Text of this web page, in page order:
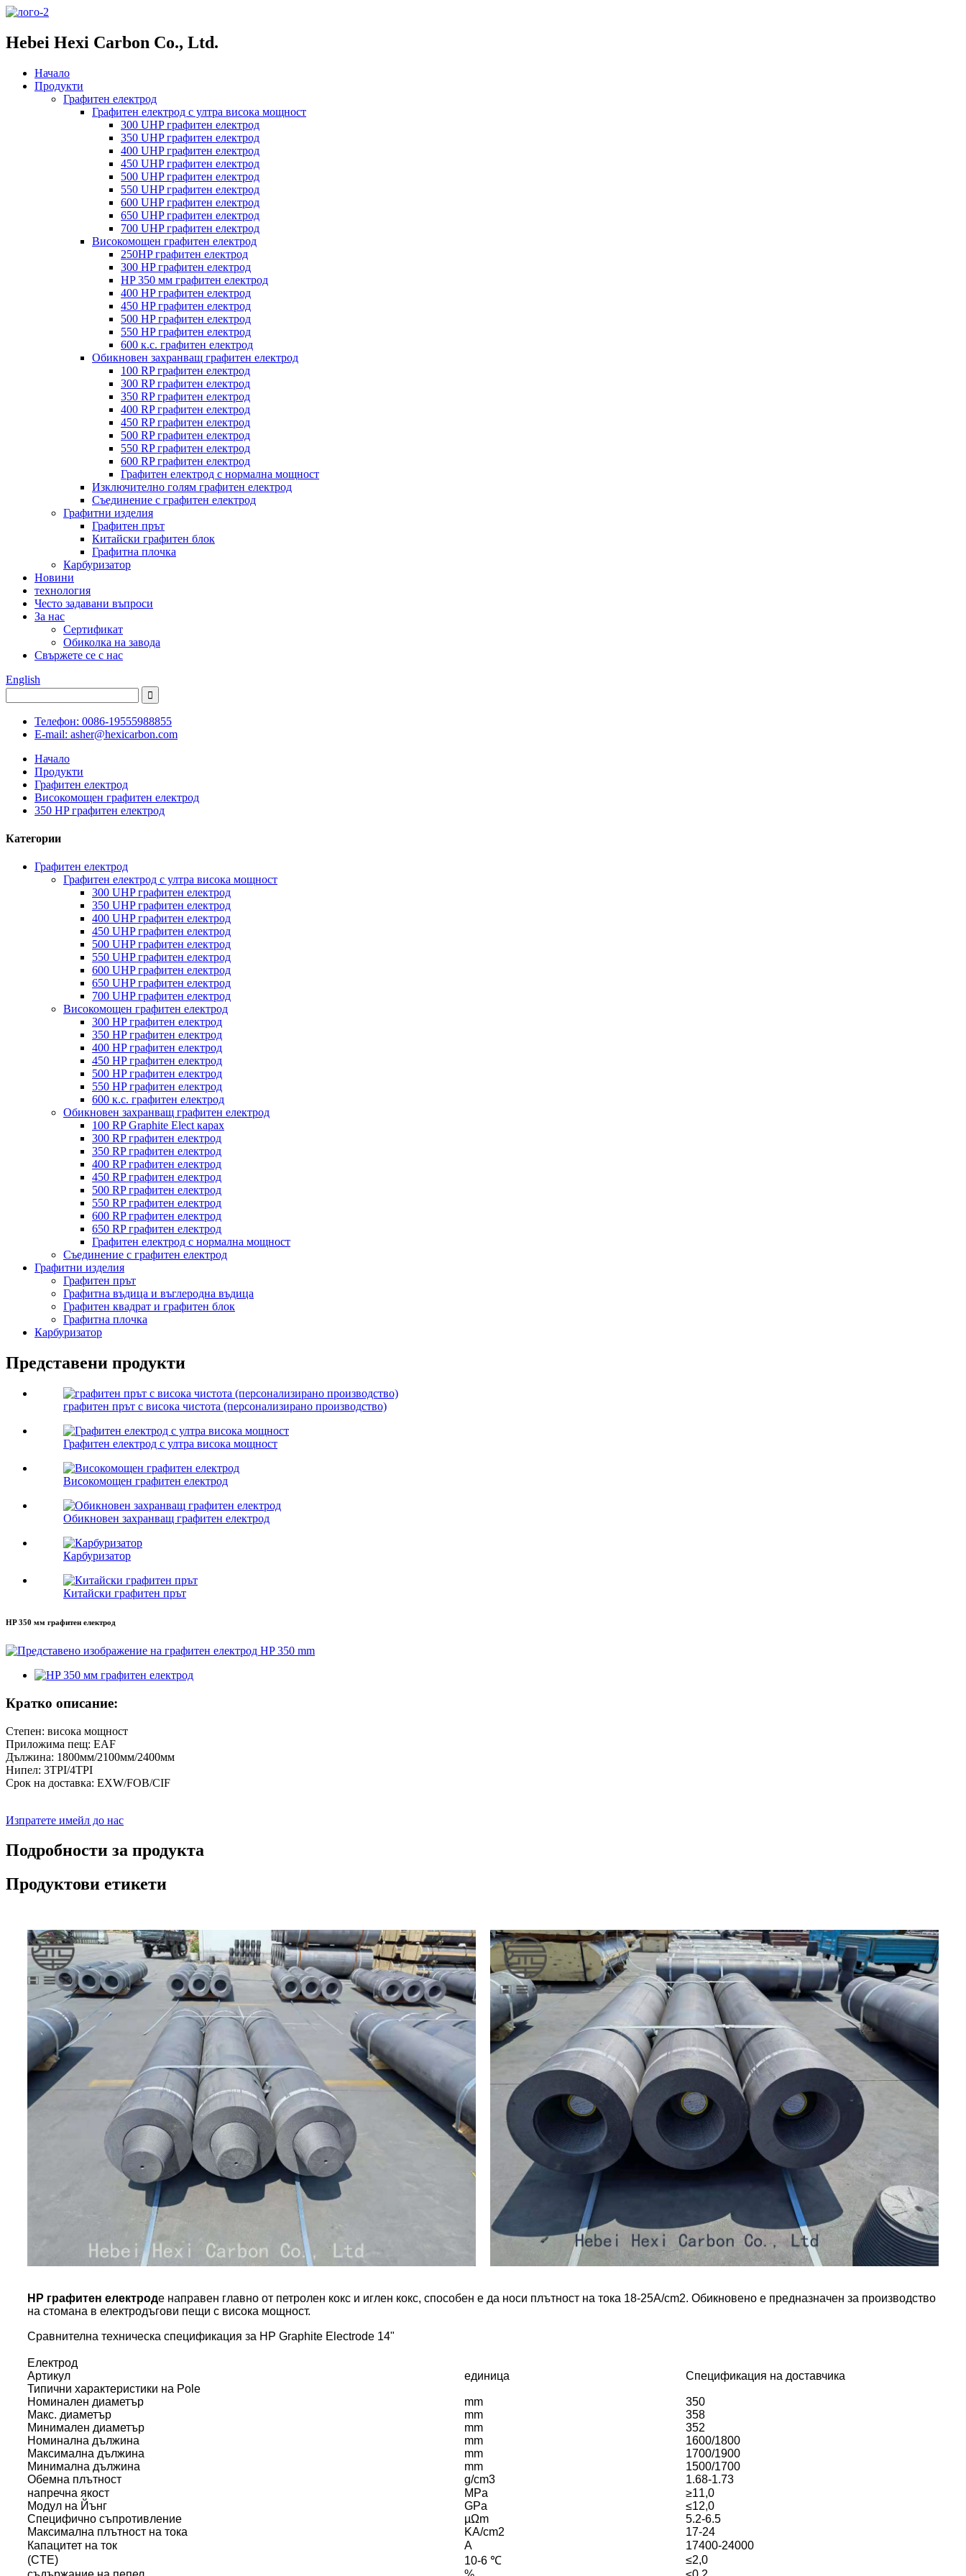
Hebei Hexi Carbon Co., Ltd.
Начало
Продукти
Графитен електрод
Графитен електрод с ултра висока мощност
300 UHP графитен електрод
350 UHP графитен електрод
400 UHP графитен електрод
450 UHP графитен електрод
500 UHP графитен електрод
550 UHP графитен електрод
600 UHP графитен електрод
650 UHP графитен електрод
700 UHP графитен електрод
Високомощен графитен електрод
250HP графитен електрод
300 HP графитен електрод
HP 350 мм графитен електрод
400 HP графитен електрод
450 HP графитен електрод
500 HP графитен електрод
550 HP графитен електрод
600 к.с. графитен електрод
Обикновен захранващ графитен електрод
100 RP графитен електрод
300 RP графитен електрод
350 RP графитен електрод
400 RP графитен електрод
450 RP графитен електрод
500 RP графитен електрод
550 RP графитен електрод
600 RP графитен електрод
Графитен електрод с нормална мощност
Изключително голям графитен електрод
Съединение с графитен електрод
Графитни изделия
Графитен прът
Китайски графитен блок
Графитна плочка
Карбуризатор
Новини
технология
Често задавани въпроси
За нас
Сертификат
Обиколка на завода
Свържете се с нас
English
Телефон: 0086-19555988855
E-mail: asher@hexicarbon.com
Начало
Продукти
Графитен електрод
Високомощен графитен електрод
350 HP графитен електрод
Категории
Графитен електрод
Графитен електрод с ултра висока мощност
300 UHP графитен електрод
350 UHP графитен електрод
400 UHP графитен електрод
450 UHP графитен електрод
500 UHP графитен електрод
550 UHP графитен електрод
600 UHP графитен електрод
650 UHP графитен електрод
700 UHP графитен електрод
Високомощен графитен електрод
300 HP графитен електрод
350 HP графитен електрод
400 HP графитен електрод
450 HP графитен електрод
500 HP графитен електрод
550 HP графитен електрод
600 к.с. графитен електрод
Обикновен захранващ графитен електрод
100 RP Graphite Elect карах
300 RP графитен електрод
350 RP графитен електрод
400 RP графитен електрод
450 RP графитен електрод
500 RP графитен електрод
550 RP графитен електрод
600 RP графитен електрод
650 RP графитен електрод
Графитен електрод с нормална мощност
Съединение с графитен електрод
Графитни изделия
Графитен прът
Графитна въдица и въглеродна въдица
Графитен квадрат и графитен блок
Графитна плочка
Карбуризатор
Представени продукти
графитен прът с висока чистота (персонализирано производство)
Графитен електрод с ултра висока мощност
Високомощен графитен електрод
Обикновен захранващ графитен електрод
Карбуризатор
Китайски графитен прът
HP 350 мм графитен електрод
Кратко описание:
Степен: висока мощност
Приложима пещ: EAF
Дължина: 1800мм/2100мм/2400мм
Нипел: 3TPI/4TPI
Срок на доставка: EXW/FOB/CIF
Изпратете имейл до нас
Подробности за продукта
Продуктови етикети
HP графитен електроде направен главно от петролен кокс и иглен кокс, способен е да носи плътност на тока 18-25A/cm2. Обикновено е предназначен за производство
на стомана в електродъгови пещи с висока мощност.
Сравнителна техническа спецификация за HP Graphite Electrode 14"
Електрод
Артикул
единица
Спецификация на доставчика
Типични характеристики на Pole
Номинален диаметър
mm
350
Макс. диаметър
mm
358
Минимален диаметър
mm
352
Номинална дължина
mm
1600/1800
Максимална дължина
mm
1700/1900
Минимална дължина
mm
1500/1700
Обемна плътност
g/cm3
1.68-1.73
напречна якост
MPa
≥11,0
Модул на Йънг
GPa
≤12,0
Специфично съпротивление
µΩm
5.2-6.5
Максимална плътност на тока
KA/cm2
17-24
Капацитет на ток
A
17400-24000
(CTE)
10-6 ℃
≤2,0